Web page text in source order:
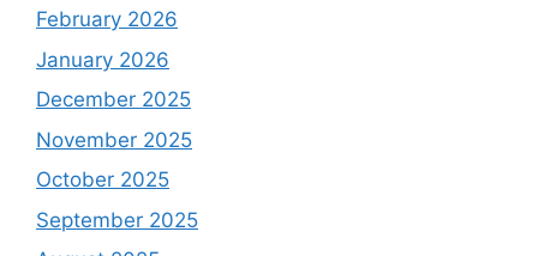
February 2026
January 2026
December 2025
November 2025
October 2025
September 2025